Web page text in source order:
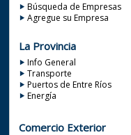
Búsqueda de Empresas
Agregue su Empresa
La Provincia
Info General
Transporte
Puertos de Entre Ríos
Energía
Comercio Exterior